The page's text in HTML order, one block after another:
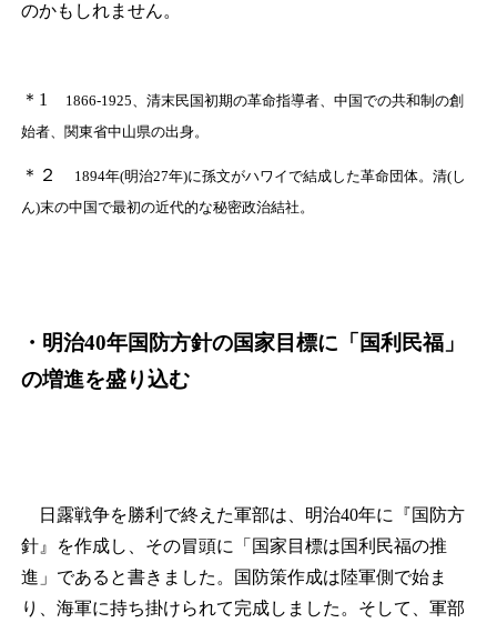
のかもしれません。
＊1
1866-1925、清末民国初期の革命指導者、中国での共和制の創
始者、関東省中山県の出身。
＊２
1894年(明治27年)に孫文がハワイで結成した革命団体。清(し
ん)末の中国で最初の近代的な秘密政治結社。
・明治40年国防方針の国家目標に「国利民福」
の増進を盛り込む
日露戦争を勝利で終えた軍部は、明治40年に『国防方
針』を作成し、その冒頭に「国家目標は国利民福の推
進」であると書きました。国防策作成は陸軍側で始ま
り、海軍に持ち掛けられて完成しました。そして、軍部